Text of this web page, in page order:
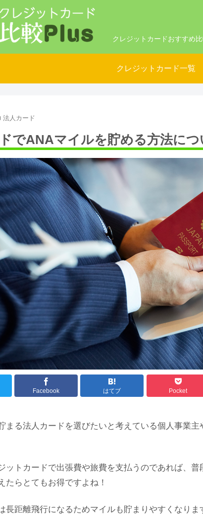
クレジットカードおすすめ
クレジットカード一覧
法人カード
でANAマイルを貯める方法につ
Facebook はてブ Pocket
まる法人カードを選びたいと考えている個人事業
ットカードで出張費や旅費を支払うのであれば、
たらとてもお得ですよね！
長距離飛行になるためマイルも貯まりやすくなりま